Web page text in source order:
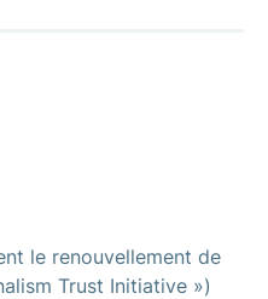
le renouvellement de
Trust Initiative »)